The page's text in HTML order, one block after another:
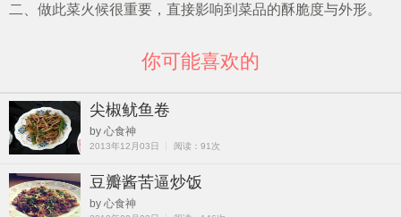
二、做此菜火候很重要，直接影响到菜品的酥脆度与外形。
你可能喜欢的
尖椒鱿鱼卷
by 心食神
2013年12月03日 ┊ 阅读：91次
豆瓣酱苦逼炒饭
by 心食神